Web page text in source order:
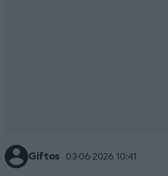
Giftos 03·06·2026 10:41